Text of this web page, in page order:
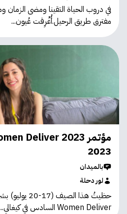
في دروب الحياة التقينا ومضى الزمان
مفترق طريق الرحيل.أُغْرِقت عُيون...
2023
بالميدان
لور دحلة
حظيتُ هذا
Women Deliver السادس في كيغالي...